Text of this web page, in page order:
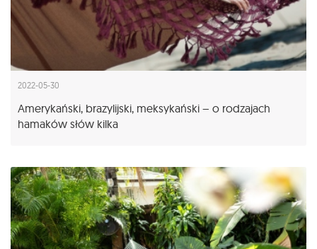
2022-05-30
Amerykański, brazylijski, meksykański – o rodzajach
hamaków słów kilka